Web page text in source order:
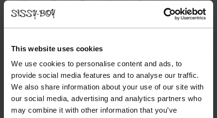
This website uses cookies
We use cookies to personalise content and ads, to
provide social media features and to analyse our traffic.
We also share information about your use of our site with
our social media, advertising and analytics partners who
may combine it with other information that you’ve
VOIR LE STOCK EN MAGASIN
Payer après coup
Livraison rapide